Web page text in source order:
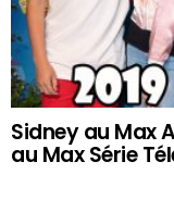
Sidney au Max
au Max Série